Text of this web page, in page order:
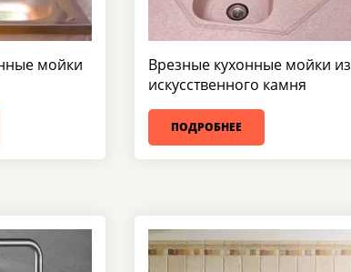
мойки
Врезные кухонные мойки из
искусственного камня
ПОДРОБНЕЕ